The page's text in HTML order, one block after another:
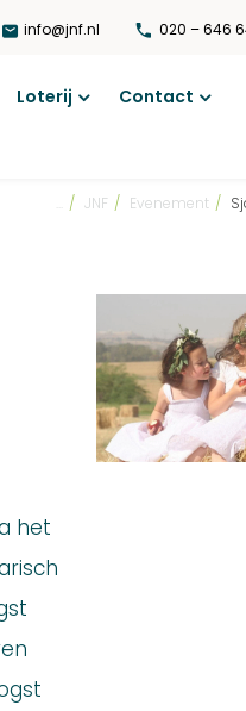
info@jnf.nl 020 – 646
Loterij Contact
/ JNF / Evenement /
het